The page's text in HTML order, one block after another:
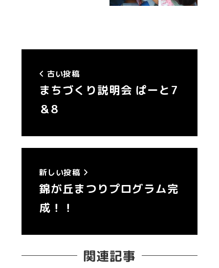
古い投稿
まちづくり説明会 ぱーと7
＆8
新しい投稿
錦が丘まつりプログラム完
成！！
関連記事